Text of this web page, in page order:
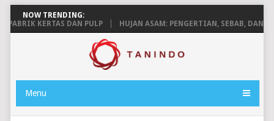
NOW TRENDING:
KERTAS DAN PULP
HUJAN ASAM: PENGERTIAN, SEBAB, DAN
Menu